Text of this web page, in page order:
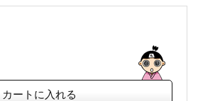
カートに入れる